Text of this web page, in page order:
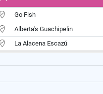
Go Fish
Alberta's Guachipelin
La Alacena Escazú